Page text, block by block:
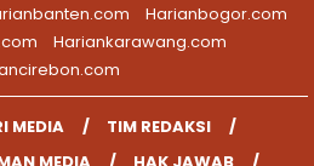
Harianbogor.com
Hariankarawang.com
MEDIA
TIM REDAKSI